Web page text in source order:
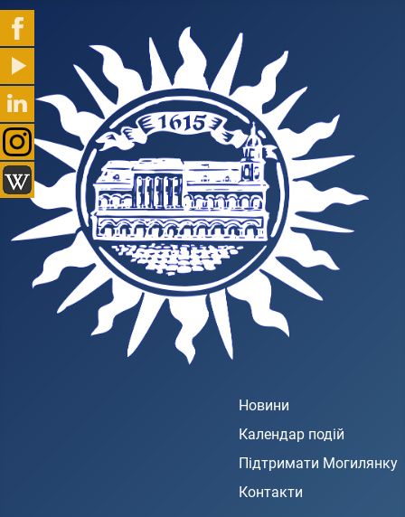
Новини
Календар подій
Підтримати Могилянку
Контакти